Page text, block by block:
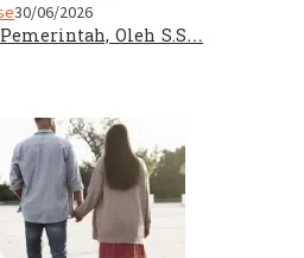
30/06/2026
Oleh S.S…